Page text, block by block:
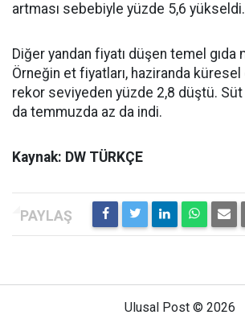
artması sebebiyle yüzde 5,6 yükseldi.
Diğer yandan fiyatı düşen temel gıda
Örneğin et fiyatları, haziranda
rekor seviyeden yüzde 2,8 düştü. Süt
da temmuzda az da indi.
Kaynak: DW TÜRKÇE
Ulusal Post © 2026